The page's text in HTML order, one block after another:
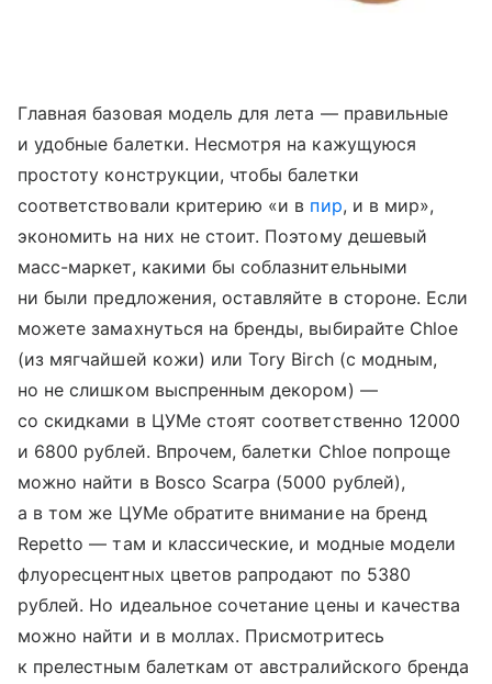
Главная базовая модель для лета — правильные
и удобные балетки. Несмотря на кажущуюся
простоту конструкции, чтобы балетки
соответствовали критерию «и в пир, и в мир»,
экономить на них не стоит. Поэтому дешевый
масс-маркет, какими бы соблазнительными
ни были предложения, оставляйте в стороне. Если
можете замахнуться на бренды, выбирайте Chloe
(из мягчайшей кожи) или Tory Birch (с модным,
но не слишком выспренным декором) —
со скидками в ЦУМе стоят соответственно 12000
и 6800 рублей. Впрочем, балетки Chloe попроще
можно найти в Bosсо Scarpa (5000 рублей),
а в том же ЦУМе обратите внимание на бренд
Repetto — там и классические, и модные модели
флуоресцентных цветов рапродают по 5380
рублей. Но идеальное сочетание цены и качества
можно найти и в моллах. Присмотритесь
к прелестным балеткам от австралийского бренда